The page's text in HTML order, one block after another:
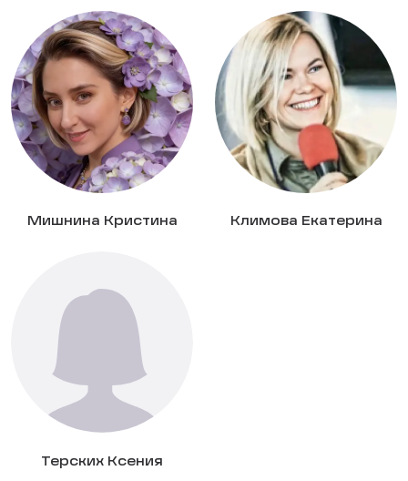
Мишнина Кристина Климова Екатерина
Терских Ксения